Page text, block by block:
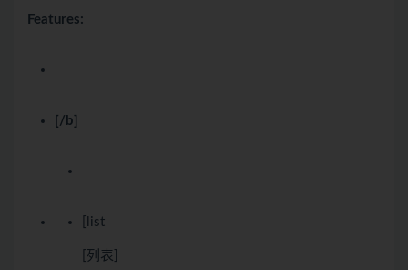
Features:
[/b]
[list
[列表]